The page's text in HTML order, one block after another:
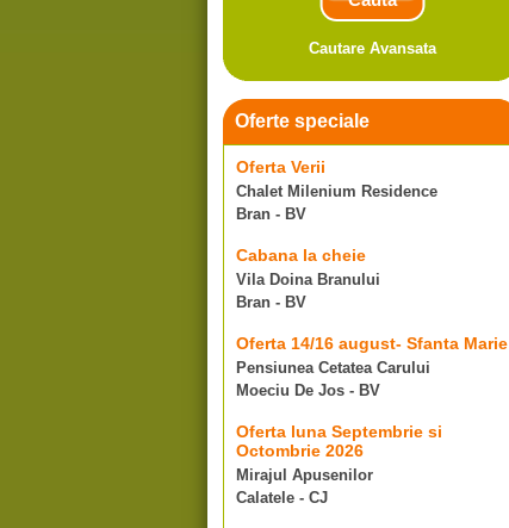
Cautare Avansata
Oferte speciale
Oferta Verii
Chalet Milenium Residence
Bran - BV
Cabana la cheie
Vila Doina Branului
Bran - BV
Oferta 14/16 august- Sfanta Marie
Pensiunea Cetatea Carului
Moeciu De Jos - BV
Oferta luna Septembrie si
Octombrie 2026
Mirajul Apusenilor
Calatele - CJ